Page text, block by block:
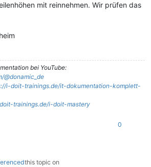
mit reinnehmen. Wir prüfen das
bei YouTube:
@donamic_de
i-doit-trainings.de/it-dokumentation-komplett-
trainings.de/i-doit-mastery
0
this topic on